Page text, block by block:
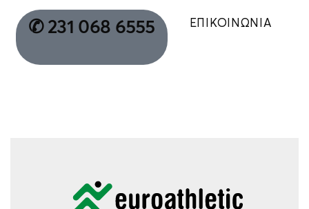
✆ 231 068 6555 ΕΠΙΚΟΙΝΩΝΙΑ